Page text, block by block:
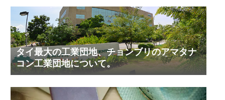
タイ最大の工業団地、チョンブリのアマタナ
コン工業団地について。